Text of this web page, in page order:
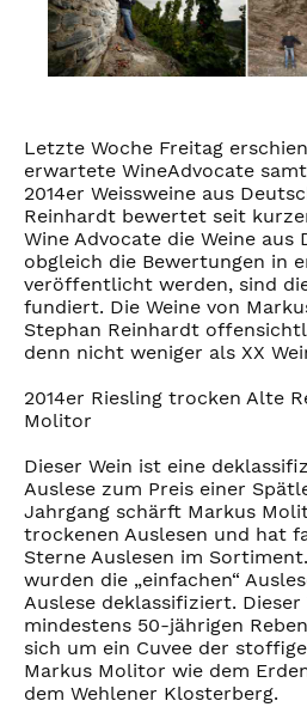
Letzte Woche Freitag
erwartete WineAdvocate
2014er Weissweine aus
Reinhardt bewertet seit
Wine Advocate die Weine aus
obgleich die Bewertungen in
veröffentlicht werden, sind
fundiert. Die Weine von
Stephan Reinhardt
denn nicht weniger als XX
2014er Riesling trocken Alte
Molitor
Dieser Wein ist eine
Auslese zum Preis einer
Jahrgang schärft Markus
trockenen Auslesen und hat
Sterne Auslesen im
wurden die „einfachen“
Auslese deklassifiziert. Dieser
mindestens 50-jährigen
sich um ein Cuvee der
Markus Molitor wie dem
dem Wehlener Klosterberg.